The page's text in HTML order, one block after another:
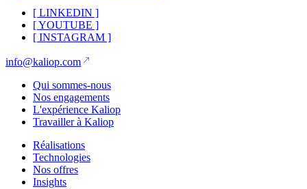
[ LINKEDIN ]
[YOUTUBE ]
[ INSTAGRAM ]
info@kaliop.com
Qui sommes-nous
Nos engagements
L'expérience Kaliop
Travailler à Kaliop
Réalisations
Technologies
Nos offres
Insights